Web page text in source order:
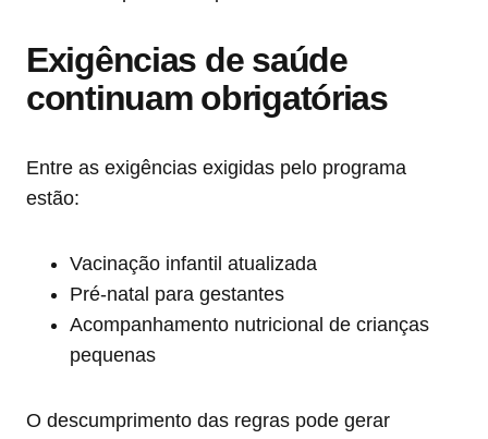
Exigências de saúde
continuam obrigatórias
Entre as exigências exigidas pelo programa
estão:
Vacinação infantil atualizada
Pré-natal para gestantes
Acompanhamento nutricional de crianças
pequenas
O descumprimento das regras pode gerar